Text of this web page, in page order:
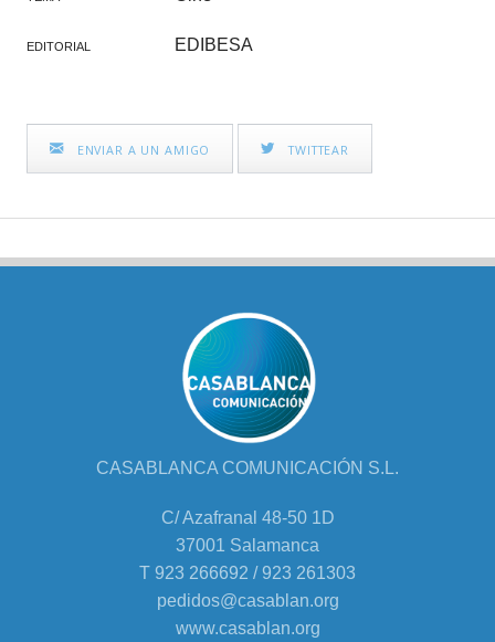
EDITORIAL EDIBESA
ENVIAR A UN AMIGO TWITTEAR
CASABLANCA COMUNICACIÓN S.L.
C/ Azafranal 48-50 1D
37001 Salamanca
T 923 266692 / 923 261303
pedidos@casablan.org
www.casablan.org